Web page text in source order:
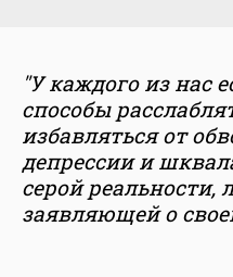
"У каждого из нас
способы
избавляться от
депрессии и
серой реальности,
заявляющей о